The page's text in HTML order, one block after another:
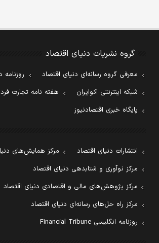
گروه نشریات دنیای اقتصاد
معرفی گروه رسانه‌ای دنیای اقتصاد
روزنامه
شبکه اینترنتی اکوایران
هفته نامه تجارت فردا
پایگاه خبری اقتصادنیوز
انتشارات دنیای اقتصاد
مرکز همایش‌های
مرکز نوآوری و شتابدهی دنیای اقتصاد
مرکز پژوهش‌های مالی و اقتصادی دنیای اقتصاد
مرکز راه حل‌های رسانه‌ای دنیای اقتصاد
روزنامه انگلیسی Financial Tribune